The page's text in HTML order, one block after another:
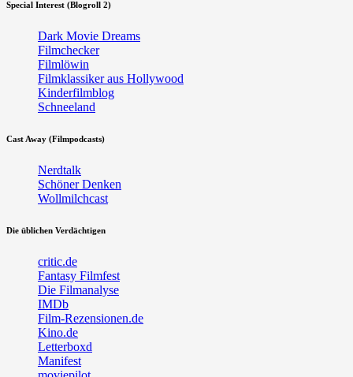
Special Interest (Blogroll 2)
Dark Movie Dreams
Filmchecker
Filmlöwin
Filmklassiker aus Hollywood
Kinderfilmblog
Schneeland
Cast Away (Filmpodcasts)
Nerdtalk
Schöner Denken
Wollmilchcast
Die üblichen Verdächtigen
critic.de
Fantasy Filmfest
Die Filmanalyse
IMDb
Film-Rezensionen.de
Kino.de
Letterboxd
Manifest